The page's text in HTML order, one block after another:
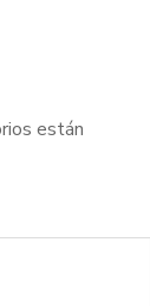
están